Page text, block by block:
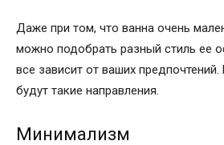
Даже при том, что ванна очень
можно подобрать разный стиль ее
все зависит от ваших
будут такие направления.
Минимализм